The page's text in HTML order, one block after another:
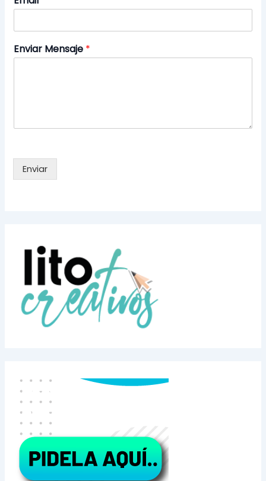
Enviar Mensaje *
Enviar